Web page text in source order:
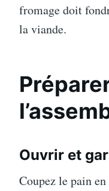
fromage doit
la viande.
Ouvrir et
Coupez le pain